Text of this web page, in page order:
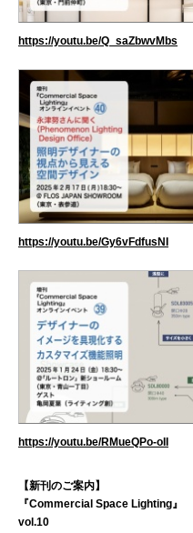
https://youtu.be/Q_saZbwvMbs
https://youtu.be/Gy6vFdfusNI
https://youtu.be/RMueQPo-oII
【新刊のご案内】
『Commercial Space Lighting』
vol.10